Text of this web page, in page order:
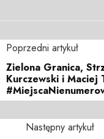
Poprzedni artykuł
Zielona Granica,
Kurczewski i Maciej
Następny artykuł